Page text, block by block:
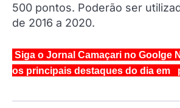
500 pontos. Poderão ser
de 2016 a 2020.
Siga o Jornal Camaçari no Goolge
os principais destaques do dia em